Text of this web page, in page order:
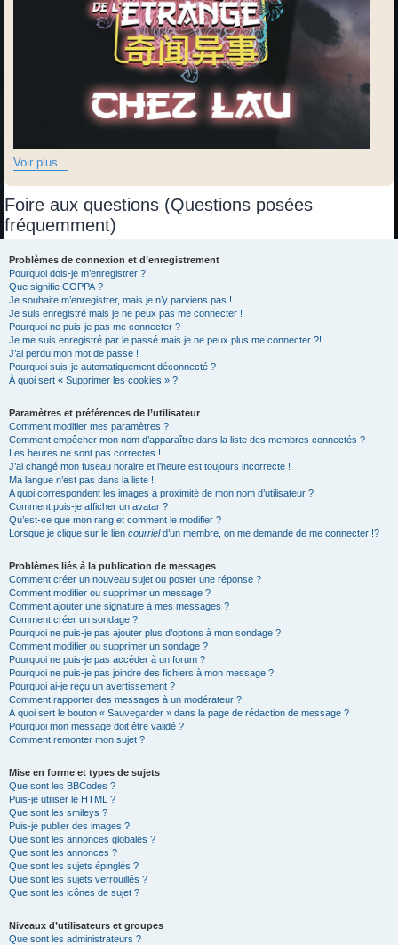
Voir plus...
Foire aux questions (Questions posées
fréquemment)
Problèmes de connexion et d’enregistrement
Pourquoi dois-je m’enregistrer ?
Que signifie COPPA ?
Je souhaite m’enregistrer, mais je n’y parviens pas !
Je suis enregistré mais je ne peux pas me connecter !
Pourquoi ne puis-je pas me connecter ?
Je me suis enregistré par le passé mais je ne peux plus me connecter ?!
J’ai perdu mon mot de passe !
Pourquoi suis-je automatiquement déconnecté ?
À quoi sert « Supprimer les cookies » ?
Paramètres et préférences de l’utilisateur
Comment modifier mes paramètres ?
Comment empêcher mon nom d’apparaître dans la liste des membres connectés ?
Les heures ne sont pas correctes !
J’ai changé mon fuseau horaire et l’heure est toujours incorrecte !
Ma langue n’est pas dans la liste !
A quoi correspondent les images à proximité de mon nom d’utilisateur ?
Comment puis-je afficher un avatar ?
Qu’est-ce que mon rang et comment le modifier ?
Lorsque je clique sur le lien courrield’un membre, on me demande de me connecter !?
Problèmes liés à la publication de messages
Comment créer un nouveau sujet ou poster une réponse ?
Comment modifier ou supprimer un message ?
Comment ajouter une signature à mes messages ?
Comment créer un sondage ?
Pourquoi ne puis-je pas ajouter plus d’options à mon sondage ?
Comment modifier ou supprimer un sondage ?
Pourquoi ne puis-je pas accéder à un forum ?
Pourquoi ne puis-je pas joindre des fichiers à mon message ?
Pourquoi ai-je reçu un avertissement ?
Comment rapporter des messages à un modérateur ?
À quoi sert le bouton « Sauvegarder » dans la page de rédaction de message ?
Pourquoi mon message doit être validé ?
Comment remonter mon sujet ?
Mise en forme et types de sujets
Que sont les BBCodes ?
Puis-je utiliser le HTML ?
Que sont les smileys ?
Puis-je publier des images ?
Que sont les annonces globales ?
Que sont les annonces ?
Que sont les sujets épinglés ?
Que sont les sujets verrouillés ?
Que sont les icônes de sujet ?
Niveaux d’utilisateurs et groupes
Que sont les administrateurs ?